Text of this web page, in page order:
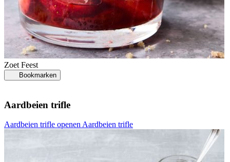
Zoet Feest
Bookmarken
Aardbeien trifle
Aardbeien trifle openenAardbeien trifle